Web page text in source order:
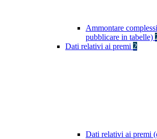
Ammontare
pubblicare in tabelle)
Dati relativi ai premi 2
Dati relativi ai premi